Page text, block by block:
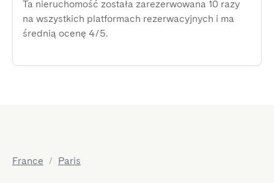
Ta nieruchomość została zarezerwowana 10 razy
na wszystkich platformach rezerwacyjnych i ma
średnią ocenę 4/5.
France / Paris